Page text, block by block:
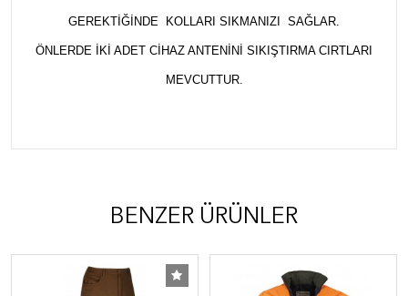
GEREKTIĞINDE KOLLARI SIKMANIZI SAĞLAR.
ÖNLERDE IKI ADET CIHAZ ANTENINI SIKIŞTIRMA CIRTLARI
MEVCUTTUR.
BENZER ÜRÜNLER